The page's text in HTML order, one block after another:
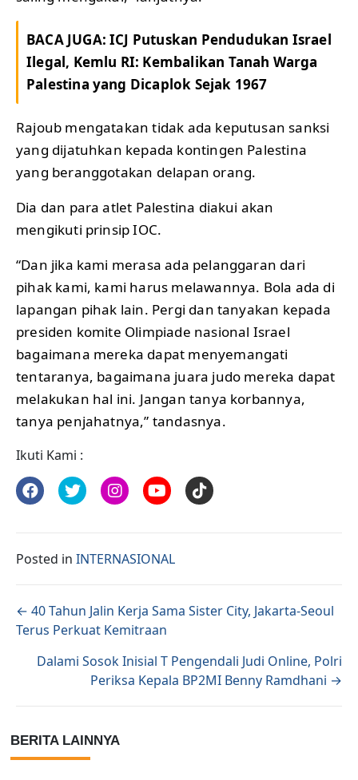
BACA JUGA:ICJ Putuskan Pendudukan Israel
Ilegal, Kemlu RI: Kembalikan Tanah Warga
Palestina yang Dicaplok Sejak 1967
Rajoub mengatakan tidak ada keputusan sanksi
yang dijatuhkan kepada kontingen Palestina
yang beranggotakan delapan orang.
Dia dan para atlet Palestina diakui akan
mengikuti prinsip IOC.
“Dan jika kami merasa ada pelanggaran dari
pihak kami, kami harus melawannya. Bola ada di
lapangan pihak lain. Pergi dan tanyakan kepada
presiden komite Olimpiade nasional Israel
bagaimana mereka dapat menyemangati
tentaranya, bagaimana juara judo mereka dapat
melakukan hal ini. Jangan tanya korbannya,
tanya penjahatnya,” tandasnya.
Ikuti Kami :
Posted in INTERNASIONAL
Posts navigation
← 40 Tahun Jalin Kerja Sama Sister City, Jakarta-Seoul
Terus Perkuat Kemitraan
Dalami Sosok Inisial T Pengendali Judi Online, Polri
Periksa Kepala BP2MI Benny Ramdhani →
BERITA LAINNYA